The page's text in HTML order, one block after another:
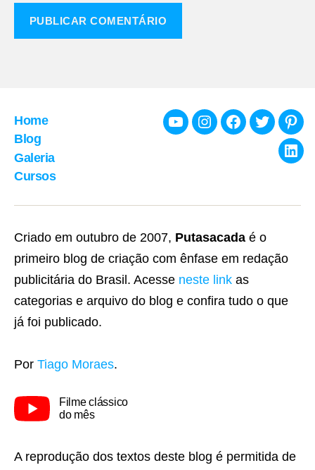
Home
Blog
Galeria
Cursos
YoutubeInstagramFacebook
Twitter
Criado em outubro de 2007, Putasacada é o
primeiro blog de criação com ênfase em redação
publicitária do Brasil. Acesse neste link as
categorias e arquivo do blog e confira tudo o que
já foi publicado.
Por Tiago Moraes.
Filme clássico
do mês
A reprodução dos textos deste blog é permitida de